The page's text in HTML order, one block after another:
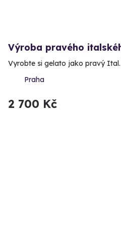
Výroba pravého
Vyrobte si gelato jako pravý Ital.
Praha
2 700 Kč